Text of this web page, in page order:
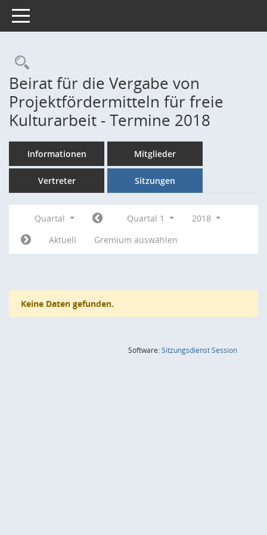
Toggle navigation
Rechercheauswahl
Beirat für die Vergabe von
Projektfördermitteln für freie
Kulturarbeit - Termine 2018
Informationen Mitglieder
Vertreter Sitzungen
Quartal Quartal 1
2018
Aktuell
Gremium auswählen
Keine Daten gefunden.
Software:SitzungsdienstSession(Wird in